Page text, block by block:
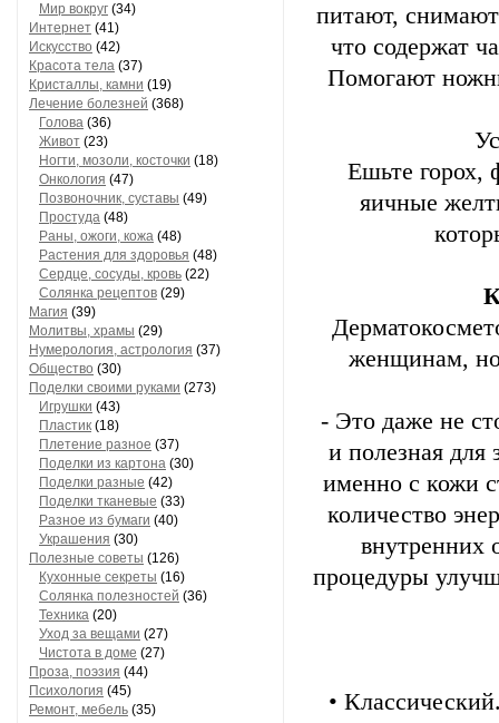
Мир вокруг (34)
Интернет (41)
Искусство (42)
Красота тела (37)
Кристаллы, камни (19)
Лечение болезней (368)
Голова (36)
Живот (23)
Ногти, мозоли, косточки (18)
Онкология (47)
Позвоночник, суставы (49)
Простуда (48)
Раны, ожоги, кожа (48)
Растения для здоровья (48)
Сердце, сосуды, кровь (22)
Солянка рецептов (29)
Магия (39)
Молитвы, храмы (29)
Нумерология, астрология (37)
Общество (30)
Поделки своими руками (273)
Игрушки (43)
Пластик (18)
Плетение разное (37)
Поделки из картона (30)
Поделки разные (42)
Поделки тканевые (33)
Разное из бумаги (40)
Украшения (30)
Полезные советы (126)
Кухонные секреты (16)
Солянка полезностей (36)
Техника (20)
Уход за вещами (27)
Чистота в доме (27)
Проза, поэзия (44)
Психология (45)
Ремонт, мебель (35)
питают,
что содержат
Помогают
Ешьте горох,
яичные
женщинам, но
- Это даже не
и полезная для
именно с кожи
количество
внутренних
процедуры
•